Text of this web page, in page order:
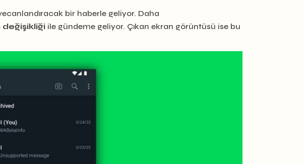
bir haberle geliyor. Daha
değişikliği ile gündeme geliyor. Çıkan ekran görüntüsü ise bu